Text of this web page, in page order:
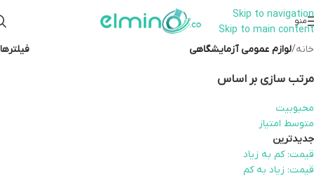
Skip to navigation
Skip to main content
منو
خانه/لوازم عمومی آزمایشگاهی فیلترها
مرتب سازی بر اساس
محبوبیت
متوسط امتیاز
جدیدترین
قیمت: کم به زیاد
قیمت: زیاد به کم
همراهان علمینو به علت نوسانات
قیمت سفارش های خود را در واتساپ
ثبت کنید یا تماس بگیرید.
ارتباط در واتساپ